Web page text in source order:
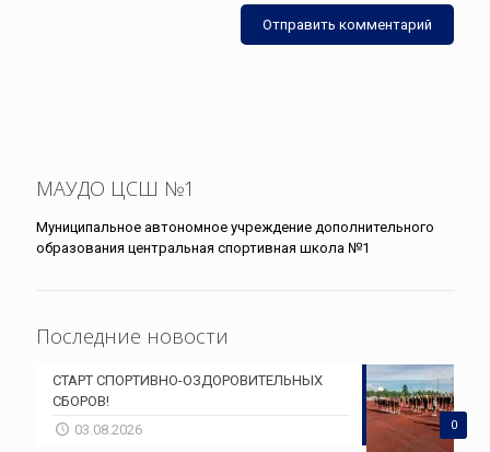
МАУДО ЦСШ №1
Муниципальное автономное учреждение дополнительного
образования центральная спортивная школа №1
Последние новости
0
СТАРТ СПОРТИВНО-ОЗДОРОВИТЕЛЬНЫХ
СБОРОВ!
03.08.2026